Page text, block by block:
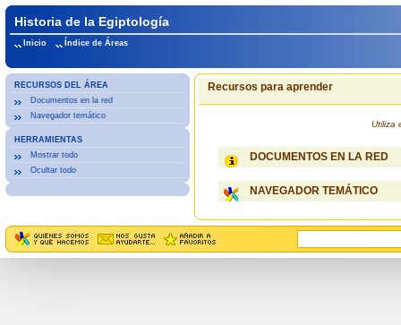
Historia de la Egiptología
Inicio Índice de Áreas
RECURSOS DEL ÁREA
Documentos en la red
Navegador temático
HERRAMIENTAS
Mostrar todo
Ocultar todo
Recursos para aprender
Utiliza
DOCUMENTOS EN LA RED
NAVEGADOR TEMÁTICO